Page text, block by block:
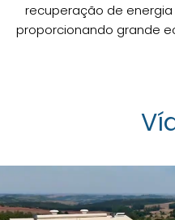
recuperação de
proporcionando grande